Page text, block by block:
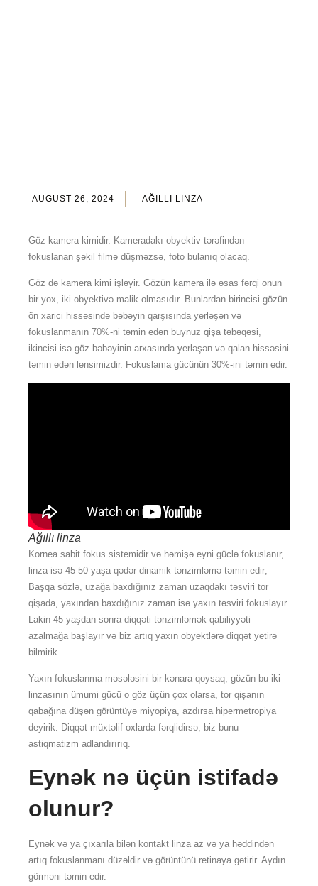
AUGUST 26, 2024 AĞILLI LINZA
Göz kamera kimidir. Kameradakı obyektiv tərəfindən
fokuslanan şəkil filmə düşməzsə, foto bulanıq olacaq.
Göz də kamera kimi işləyir. Gözün kamera ilə əsas fərqi onun
bir yox, iki obyektivə malik olmasıdır. Bunlardan birincisi gözün
ön xarici hissəsində bəbəyin qarşısında yerləşən və
fokuslanmanın 70%-ni təmin edən buynuz qişa təbəqəsi,
ikincisi isə göz bəbəyinin arxasında yerləşən və qalan hissəsini
təmin edən lensimizdir. Fokuslama gücünün 30%-ini təmin edir.
Ağıllı linza
Kornea sabit fokus sistemidir və həmişə eyni güclə fokuslanır,
linza isə 45-50 yaşa qədər dinamik tənzimləmə təmin edir;
Başqa sözlə, uzağa baxdığınız zaman uzaqdakı təsviri tor
qişada, yaxından baxdığınız zaman isə yaxın təsviri fokuslayır.
Lakin 45 yaşdan sonra diqqəti tənzimləmək qabiliyyəti
azalmağa başlayır və biz artıq yaxın obyektlərə diqqət yetirə
bilmirik.
Yaxın fokuslanma məsələsini bir kənara qoysaq, gözün bu iki
linzasının ümumi gücü o göz üçün çox olarsa, tor qişanın
qabağına düşən görüntüyə miyopiya, azdırsa hipermetropiya
deyirik. Diqqət müxtəlif oxlarda fərqlidirsə, biz bunu
astiqmatizm adlandırırıq.
Eynək nə üçün istifadə
olunur?
Eynək və ya çıxarıla bilən kontakt linza az və ya həddindən
artıq fokuslanmanı düzəldir və görüntünü retinaya gətirir. Aydın
görməni təmin edir.